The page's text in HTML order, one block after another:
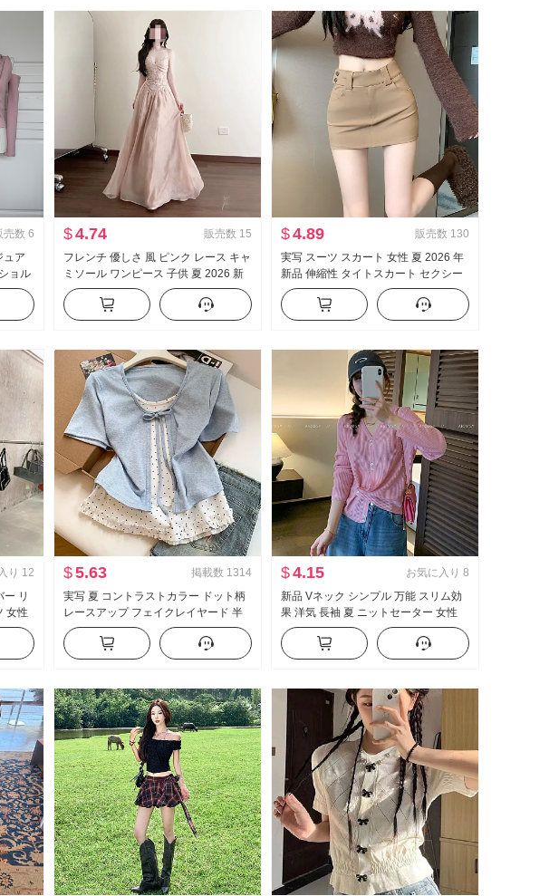
売数 6
ュア
ョル
ース
$4.74 販売数 15
フレンチ 優しさ 風 ピンク レース キャ
ミソール ワンピース 子供 夏 2026 新
品 海辺 休暇 エレガント ロングスカー
ト
$4.89 販売数 130
実写 スーツ スカート 女性 夏 2026 年
新品 伸縮性 タイトスカート セクシー
セクシースタイル ハイウエスト A字
ミニスカート
り 12
リ
女性
スポ
ート
$5.63 掲載数 1314
実写 夏 コントラストカラー ドット柄
レースアップ フェイクレイヤード 半
袖 Tシャツ 女性 夏 新品 スイートスタ
イル マイナー トップス
$4.15 お気に入り 8
新品 Vネック シンプル 万能 スリム効
果 洋気 長袖 夏 ニットセーター 女性
洋気 無地 トップス